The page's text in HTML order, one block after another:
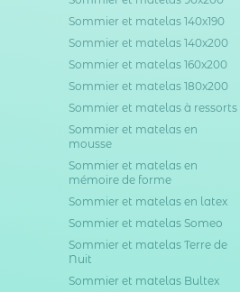
Sommier et matelas 140x190
Sommier et matelas 140x200
Sommier et matelas 160x200
Sommier et matelas 180x200
Sommier et matelas à ressorts
Sommier et matelas en
mousse
Sommier et matelas en
mémoire de forme
Sommier et matelas en latex
Sommier et matelas Someo
Sommier et matelas Terre de
Nuit
Sommier et matelas Bultex